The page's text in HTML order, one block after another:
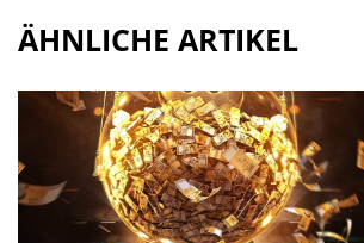
ÄHNLICHE ARTIKEL